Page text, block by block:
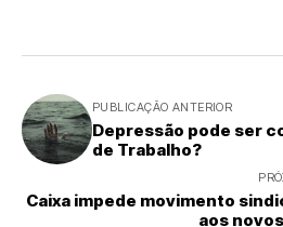
PUBLICAÇÃO ANTERIOR
Depressão pode ser
de Trabalho?
Caixa impede movimento
aos